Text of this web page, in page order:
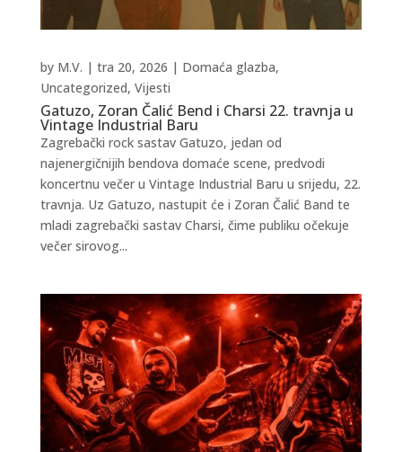
Gatuzo, Zoran Čalić Bend i Charsi 22. travnja u
Vintage Industrial Baru
by M.V. | tra 20, 2026 | Domaća glazba,
Uncategorized, Vijesti
Zagrebački rock sastav Gatuzo, jedan od
najenergičnijih bendova domaće scene, predvodi
koncertnu večer u Vintage Industrial Baru u srijedu, 22.
travnja. Uz Gatuzo, nastupit će i Zoran Čalić Band te
mladi zagrebački sastav Charsi, čime publiku očekuje
večer sirovog...